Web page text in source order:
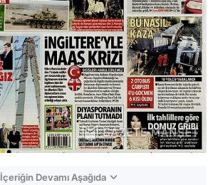
İçeriğin Devamı Aşağıda